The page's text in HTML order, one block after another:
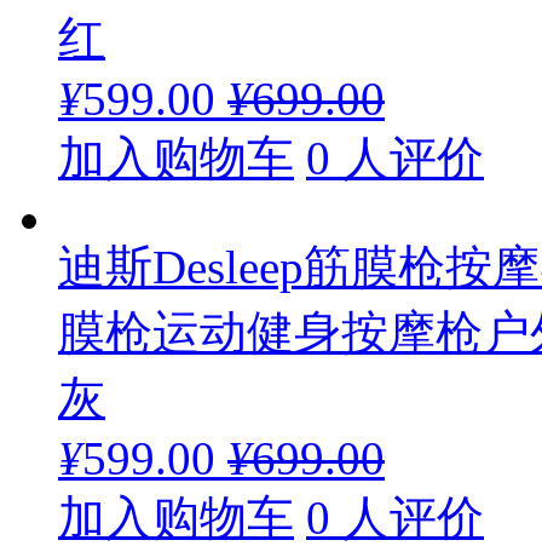
红
¥599.00 ¥699.00
加入购物车 0 人评价
迪斯Desleep筋膜枪按
膜枪运动健身按摩枪
灰
¥599.00 ¥699.00
加入购物车 0 人评价